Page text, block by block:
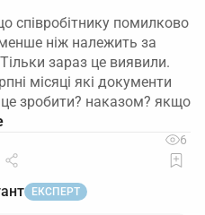
співробітнику помилково
ніж належить за
зараз це виявили.
місяці які документи
зробити? наказом? якщо
6
ЕКСПЕРТ